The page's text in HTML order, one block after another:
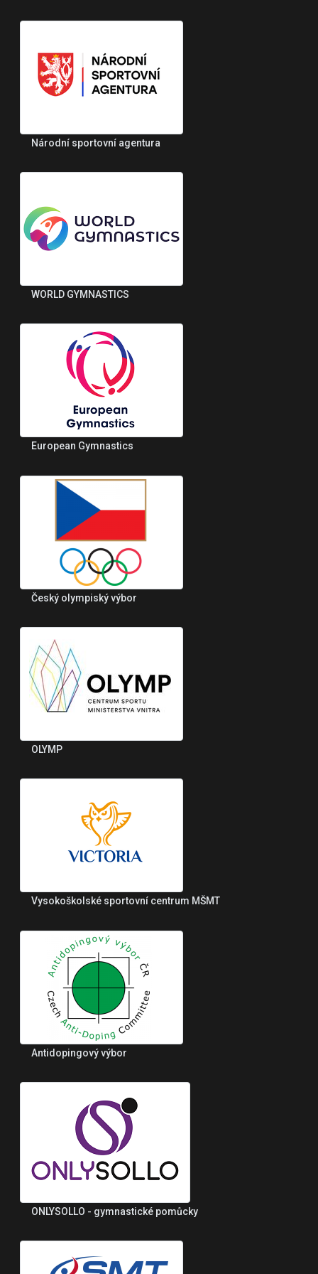
Národní sportovní agentura
WORLD GYMNASTICS
European Gymnastics
Český olympiský výbor
OLYMP
Vysokoškolské sportovní centrum MŠMT
Antidopingový výbor
ONLYSOLLO - gymnastické pomůcky